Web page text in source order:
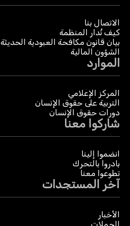
الاتصال بنا
كيف تُدار المنظمة
بيان قانون مكافحة العبودية الحديثة
الشؤون المالية
الموارد
المركز الإعلامي
التربية على حقوق الإنسان
دورات حقوق الإنسان
شاركوا معنا
انضموا إلينا
بادروا بالتحرك
تطوعوا معنا
آخر المستجدات
الأخبار